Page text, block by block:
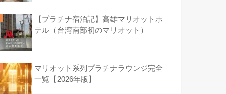
【プラチナ宿泊記】高雄マリオットホ
テル（台湾南部初のマリオット）
マリオット系列プラチナラウンジ完全
一覧【2026年版】